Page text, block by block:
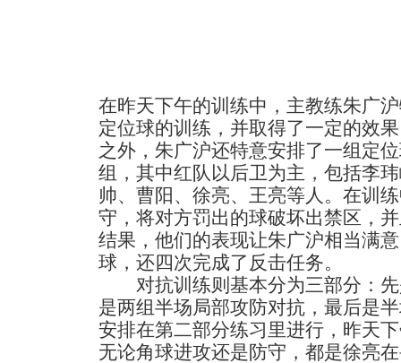
在昨天下午的训练中，主教练朱广
定位球的训练，并取得了一定的效
之外，朱广沪还特意安排了一组定
组，其中红队以后卫为主，包括李
帅、曹阳、徐亮、王亮等人。在训
守，将对方罚出的球破坏出禁区，
结果，他们的表现让朱广沪相当满
球，还四次完成了反击任务。
对抗训练则基本分为三部分：先
是两组半场局部攻防对抗，最后是
安排在第二部分练习里进行，昨天
无论角球进攻还是防守，都是徐亮